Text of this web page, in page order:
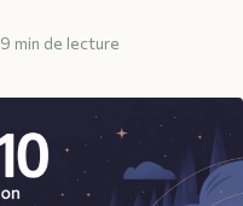
9 min de lecture